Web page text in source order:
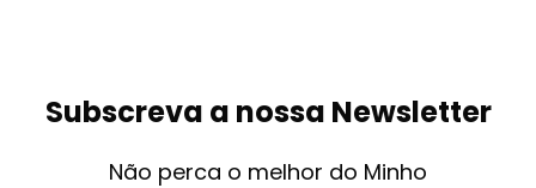
Subscreva a nossa Newsletter
Não perca o melhor do Minho